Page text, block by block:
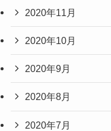
2020年11月
2020年10月
2020年9月
2020年8月
2020年7月